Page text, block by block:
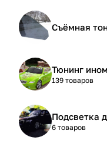
Съёмная
Тюнинг
139 товаров
Подсветка
6 товаров